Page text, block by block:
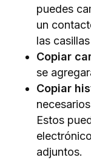
puedes
un
las
Copiar
se
Copiar
Estos
adjuntos.